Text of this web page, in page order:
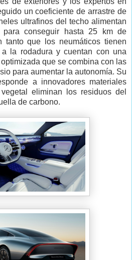
un coeficiente de arrastre de
ultrafinos del techo alimentan
conseguir hasta 25 km de
tanto que los neumáticos tienen
la rodadura y cuentan con una
que se combina con las
para aumentar la autonomía. Su
a innovadores materiales
eliminan los residuos del
de carbono.